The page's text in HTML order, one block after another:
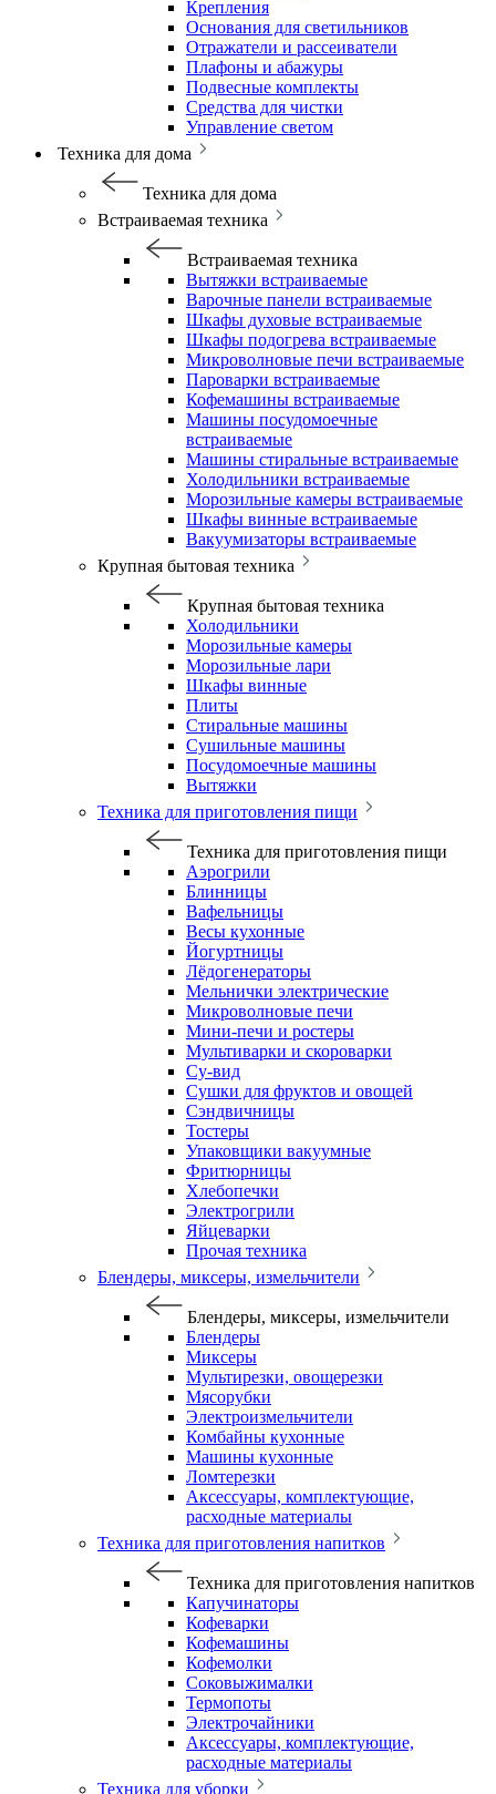
Крепления
Основания для светильников
Отражатели и рассеиватели
Плафоны и абажуры
Подвесные комплекты
Средства для чистки
Управление светом
Техника для дома
Техника для дома
Встраиваемая техника
Встраиваемая техника
Вытяжки встраиваемые
Варочные панели встраиваемые
Шкафы духовые встраиваемые
Шкафы подогрева встраиваемые
Микроволновые печи встраиваемые
Пароварки встраиваемые
Кофемашины встраиваемые
Машины посудомоечные
встраиваемые
Машины стиральные встраиваемые
Холодильники встраиваемые
Морозильные камеры встраиваемые
Шкафы винные встраиваемые
Вакуумизаторы встраиваемые
Крупная бытовая техника
Крупная бытовая техника
Холодильники
Морозильные камеры
Морозильные лари
Шкафы винные
Плиты
Стиральные машины
Сушильные машины
Посудомоечные машины
Вытяжки
Техника для приготовления пищи
Техника для приготовления пищи
Аэрогрили
Блинницы
Вафельницы
Весы кухонные
Йогуртницы
Лёдогенераторы
Мельнички электрические
Микроволновые печи
Мини-печи и ростеры
Мультиварки и скороварки
Су-вид
Сушки для фруктов и овощей
Сэндвичницы
Тостеры
Упаковщики вакуумные
Фритюрницы
Хлебопечки
Электрогрили
Яйцеварки
Прочая техника
Блендеры, миксеры, измельчители
Блендеры, миксеры, измельчители
Блендеры
Миксеры
Мультирезки, овощерезки
Мясорубки
Электроизмельчители
Комбайны кухонные
Машины кухонные
Ломтерезки
Аксессуары, комплектующие,
расходные материалы
Техника для приготовления напитков
Техника для приготовления напитков
Капучинаторы
Кофеварки
Кофемашины
Кофемолки
Соковыжималки
Термопоты
Электрочайники
Аксессуары, комплектующие,
расходные материалы
Техника для уборки